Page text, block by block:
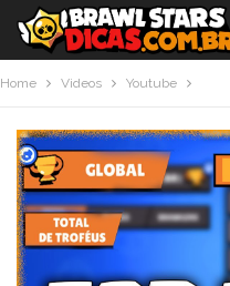
Home Videos Youtube